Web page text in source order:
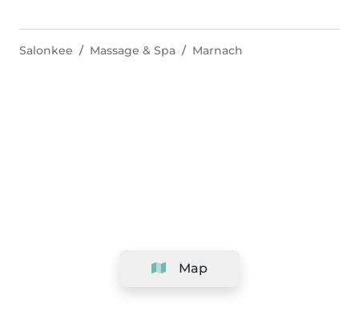
Map
Salonkee Massage & Spa Marnach